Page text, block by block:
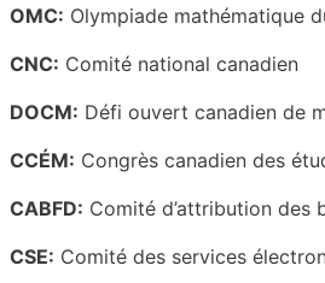
OMC: Olympiade mathématique
CNC: Comité national canadien
DOCM: Défi ouvert canadien de
CCÉM: Congrès canadien des
CABFD: Comité d’attribution des
CSE: Comité des services